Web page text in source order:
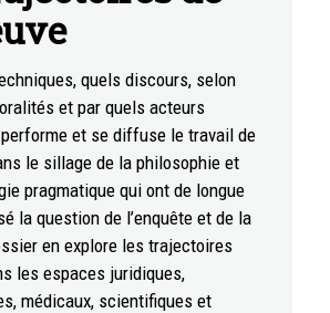
quels discours, selon
et par quels acteurs
performe et se diffuse le travail de
le sillage de la philosophie et
pragmatique qui ont de longue
la question de l’enquête et de la
en explore les trajectoires
les espaces juridiques,
médicaux, scientifiques et